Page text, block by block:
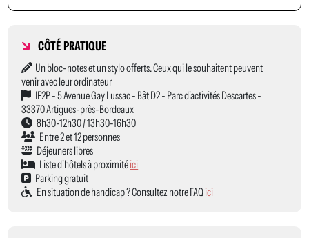
CÔTÉ PRATIQUE
Un bloc-notes et un stylo offerts. Ceux qui le souhaitent peuvent
venir avec leur ordinateur
IF2P - 5 Avenue Gay Lussac - Bât D2 - Parc d'activités Descartes -
33370 Artigues-près-Bordeaux
8h30-12h30 / 13h30-16h30
Entre 2 et 12 personnes
Déjeuners libres
Liste d'hôtels à proximitéici
Parking gratuit
En situation de handicap ? Consultez notre FAQici